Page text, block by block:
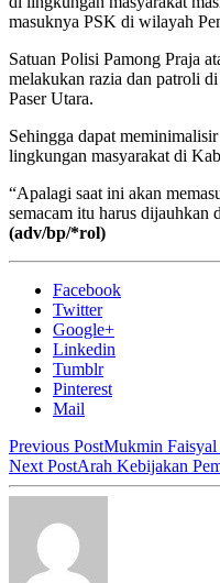
masuknya PSK di wilayah
Satuan Polisi Pamong Praja
melakukan razia dan patroli
Paser Utara.
Sehingga dapat
lingkungan masyarakat di
“Apalagi saat ini akan
semacam itu harus dijauhkan
(adv/bp/*rol)
Facebook
Twitter
Google+
Linkedin
Tumblr
Pinterest
Mail
Previous PostMukmin Faisyal
Next PostArah Kebijakan